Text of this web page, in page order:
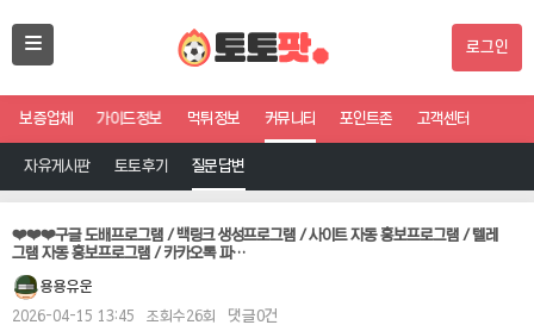
로그인
보증업체 가이드정보 먹튀정보 커뮤니티 포인트존 고객센터
자유게시판 토토후기 질문답변
❤️❤️❤️구글 도배프로그램 / 백링크 생성프로그램 / 사이트 자동 홍보프로그램 / 텔레
그램 자동 홍보프로그램 / 카카오톡 파…
용용유운
2026-04-15 13:45 조회수26회 댓글0건